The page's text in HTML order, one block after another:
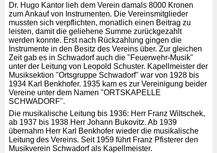
Dr. Hugo Kantor lieh dem Verein damals 8000 Kronen
zum Ankauf von Instrumenten. Die Vereinsmitglieder
mussten sich verpflichten, monatlich einen Beitrag zu
leisten, damit die geliehene Summe zurückgezahlt
werden konnte. Erst nach Rückzahlung gingen die
Instrumente in den Besitz des Vereins über. Zur gleichen
Zeit gab es in Schwadorf auch die "Feuerwehr-Musik"
unter der Leitung von Leopold Schuster. Kapellmeister der
Musiksektion "Ortsgruppe Schwadorf" war von 1928 bis
1934 Karl Benkhofer. 1935 kam es zur Vereinigung beider
Vereine unter dem Namen "ORTSKAPELLE
SCHWADORF".
Die musikalische Leitung bis 1936: Herr Franz Wiltschek,
ab 1937 bis 1938 Herr Johann Bukovitz. Ab 1939
übernahm Herr Karl Benkhofer wieder die musikalische
Leitung des Vereins. Seit 1959 führt Franz Pfisterer den
Musikverein Schwadorf als Kapellmeister.